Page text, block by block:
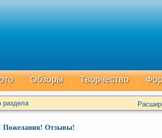
Обзоры Творчество
раздела
Пожелания! Отзывы!